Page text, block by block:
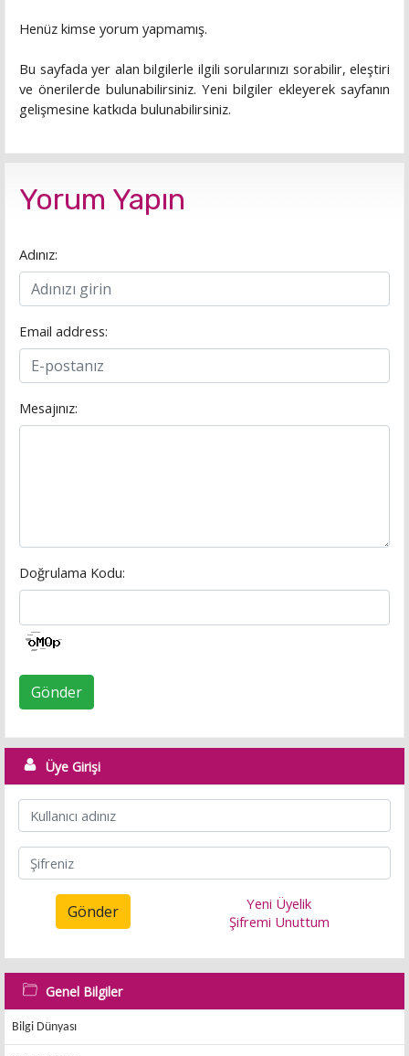
Henüz kimse yorum yapmamış.
Bu sayfada yer alan bilgilerle ilgili sorularınızı sorabilir, eleştiri
ve önerilerde bulunabilirsiniz. Yeni bilgiler ekleyerek sayfanın
gelişmesine katkıda bulunabilirsiniz.
Yorum Yapın
Adınız:
Email address:
Mesajınız:
Doğrulama Kodu:
Gönder
Üye Girişi
Gönder
Yeni Üyelik
Şifremi Unuttum
Genel Bilgiler
Bilgi Dünyası